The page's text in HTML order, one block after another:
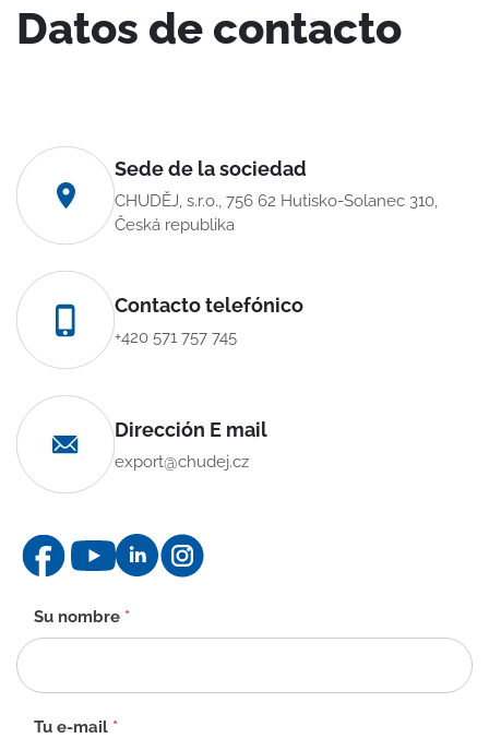
Datos de contacto
Sede de la sociedad
CHUDĚJ, s.r.o., 756 62 Hutisko-Solanec 310,
Česká republika
Contacto telefónico
+420 571 757 745
Dirección E mail
export@chudej.cz
Formulario
de
contacto
-
Su nombre *
Tu e-mail *